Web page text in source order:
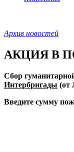
Архив новостей
АКЦИЯ В
Сбор
Интербригады (от
Введите сумму